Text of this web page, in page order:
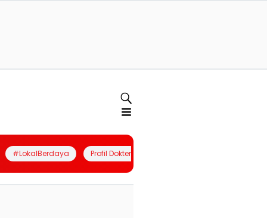
#LokalBerdaya Profil Dokter